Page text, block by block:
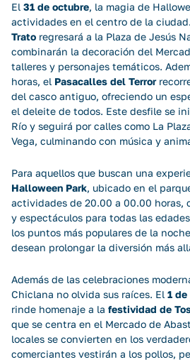
El 31 de octubre, la magia de
actividades en el centro de la
Trato regresará a la Plaza de Jesús
combinarán la decoración del
talleres y personajes temáticos.
horas, el Pasacalles del Terror
del casco antiguo, ofreciendo un
el deleite de todos. Este desfile se
Río y seguirá por calles como La
Vega, culminando con música y
Para aquellos que buscan una
Halloween Park, ubicado en el
actividades de 20.00 a 00.00 horas,
y espectáculos para todas las
los puntos más populares de la
desean prolongar la diversión más
Además de las celebraciones
Chiclana no olvida sus raíces. El 1 de
rinde homenaje a la festividad de
que se centra en el Mercado de
locales se convierten en los
comerciantes vestirán a los pollos,